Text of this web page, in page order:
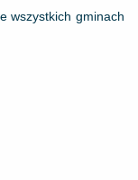
wszystkich gminach